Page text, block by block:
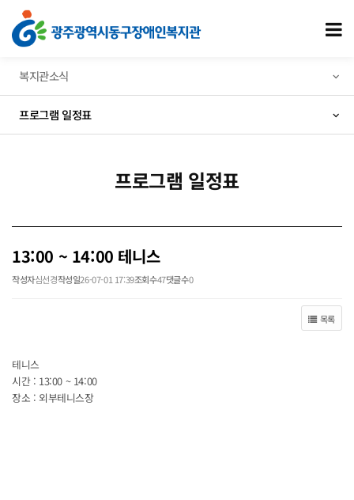
13:00 ~ 14:00 테니스 > 프로그램 일정표
복지관소식
프로그램 일정표
프로그램 일정표
13:00 ~ 14:00 테니스
작성자심선경작성일26-07-01 17:39조회수47댓글수0
목록
테니스
시간 : 13:00 ~ 14:00
장소 : 외부테니스장